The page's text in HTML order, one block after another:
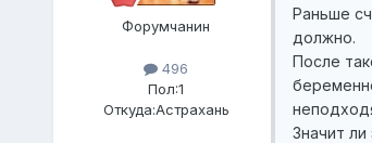
Форумчанин
496
Пол:1
Откуда:Астрахань
Раньше
должно.
После
Значит